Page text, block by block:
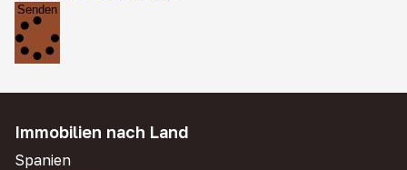
Senden
Immobilien nach Land
Spanien